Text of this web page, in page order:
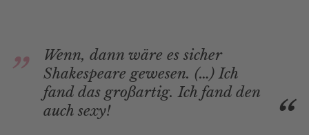
Wenn, dann wäre es sicher
Shakespeare gewesen. (…) Ich
fand das großartig. Ich fand den
auch sexy!